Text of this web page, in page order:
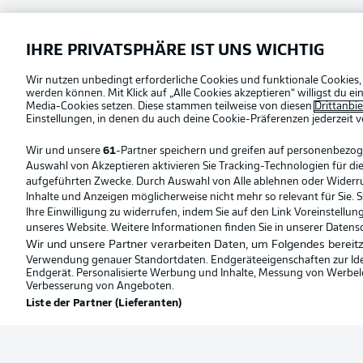
Football as it's meant to be
Offizielle Partner
IHRE PRIVATSPHÄRE IST UNS WICHTIG
Wir nutzen unbedingt erforderliche Cookies und funktionale
werden können. Mit Klick auf „Alle Cookies akzeptieren“ willigst du
Media-Cookies setzen. Diese stammen teilweise von diesen
Einstellungen, in denen du auch deine Cookie-Präferenzen jederzeit
Wir und unsere 61-Partner speichern und greifen auf
Auswahl von Akzeptieren aktivieren Sie Tracking-Technologien für
aufgeführten Zwecke. Durch Auswahl von Alle ablehnen oder
Inhalte und Anzeigen möglicherweise nicht mehr so relevant für
Ihre Einwilligung zu widerrufen, indem Sie auf den Link
unseres Website. Weitere Informationen finden Sie in unserer
Wir und unsere Partner verarbeiten Daten, um Folgendes
Verwendung genauer Standortdaten. Endgeräteeigenschaften zur
Endgerät. Personalisierte Werbung und Inhalte, Messung von
Verbesserung von Angeboten.
Liste der Partner (Lieferanten)